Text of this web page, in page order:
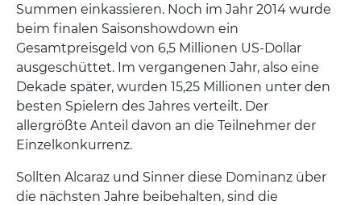
Summen einkassieren. Noch im Jahr 2014 wurde
beim finalen Saisonshowdown ein
Gesamtpreisgeld von 6,5 Millionen US-Dollar
ausgeschüttet. Im vergangenen Jahr, also eine
Dekade später, wurden 15,25 Millionen unter den
besten Spielern des Jahres verteilt. Der
allergrößte Anteil davon an die Teilnehmer der
Einzelkonkurrenz.
Sollten Alcaraz und Sinner diese Dominanz über
die nächsten Jahre beibehalten, sind die